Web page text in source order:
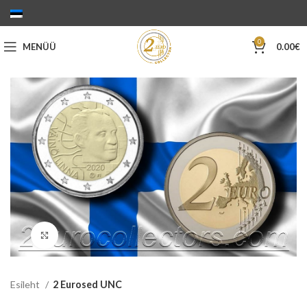
MENÜÜ 0 0.00€
Suurenda
Esileht 2 Eurosed UNC